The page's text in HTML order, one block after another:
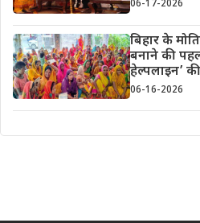
06-17-2026
बिहार के
बनाने की
हेल्पलाइन’
06-16-2026